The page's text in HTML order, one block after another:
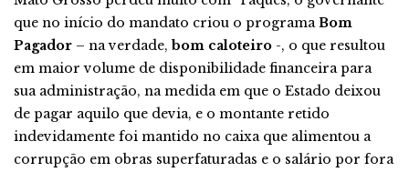
que no início do mandato criou o programaBom
Pagador – na verdade,bom caloteiro -, o que resultou
em maior volume de disponibilidade financeira para
sua administração, na medida em que o Estado deixou
de pagar aquilo que devia, e o montante retido
indevidamente foi mantido no caixa que alimentou a
corrupção em obras superfaturadas e o salário por fora